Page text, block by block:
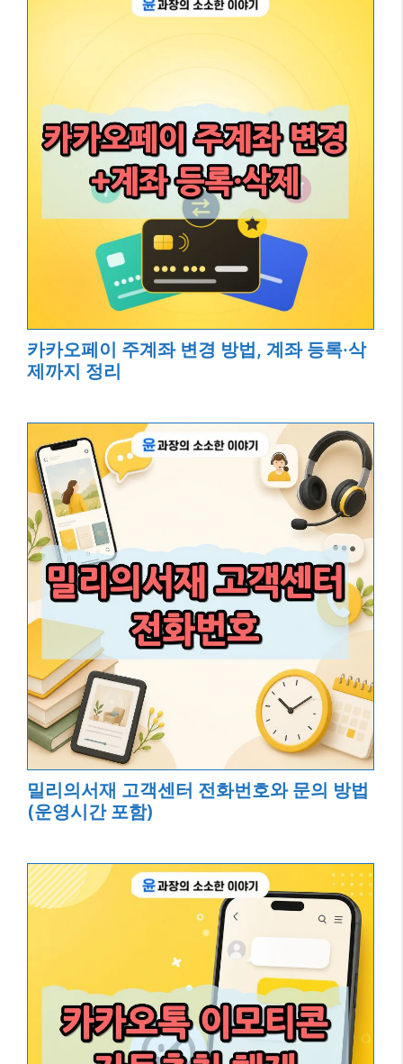
카카오페이 주계좌 변경 방법, 계좌 등록·삭
제까지 정리
밀리의서재 고객센터 전화번호와 문의 방법
(운영시간 포함)